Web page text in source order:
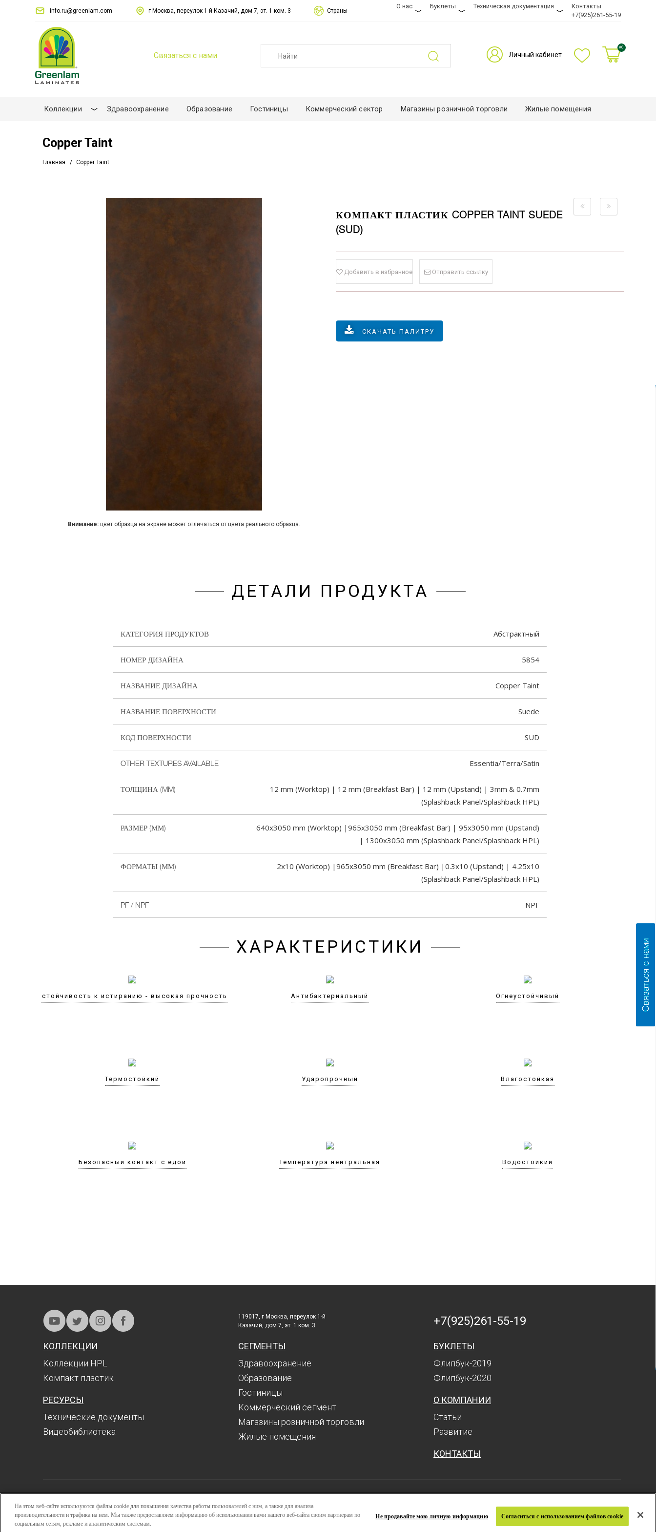
info.ru@greenlam.com г Москва, переулок 1-й Казачий, дом 7, эт. 1 ком. 3 Страны
О нас Буклеты Техническая документация
Контакты
+7(925)261-55-19
Связаться с нами Личный кабинет
(0)
Коллекции Здравоохранение Образование Гостиницы Коммерческий сектор Магазины розничной торговли Жилые помещения
Copper Taint
Главная Copper Taint
Внимание:цвет образца на экране может отличаться от цвета реального образца.
КОМПАКТ ПЛАСТИК COPPER TAINT SUEDE
(SUD)
Добавить в избранное Отправить ссылку
СКАЧАТЬ ПАЛИТРУ
ДЕТАЛИ ПРОДУКТА
КАТЕГОРИЯ ПРОДУКТОВ Абстрактный
НОМЕР ДИЗАЙНА 5854
НАЗВАНИЕ ДИЗАЙНА Copper Taint
НАЗВАНИЕ ПОВЕРХНОСТИ Suede
КОД ПОВЕРХНОСТИ SUD
OTHER TEXTURES AVAILABLE Essentia/Terra/Satin
ТОЛЩИНА (MM)
12 mm (Worktop) | 12 mm (Breakfast Bar) | 12 mm (Upstand) | 3mm & 0.7mm
(Splashback Panel/Splashback HPL)
РАЗМЕР (ММ)
640x3050 mm (Worktop) |965x3050 mm (Breakfast Bar) | 95x3050 mm (Upstand)
| 1300x3050 mm (Splashback Panel/Splashback HPL)
ФОРМАТЫ (ММ)
2x10 (Worktop) |965x3050 mm (Breakfast Bar) |0.3x10 (Upstand) | 4.25x10
(Splashback Panel/Splashback HPL)
PF / NPF NPF
ХАРАКТЕРИСТИКИ
Устойчивость к истиранию - высокая прочность Антибактериальный Огнеустойчивый
Термостойкий Ударопрочный Влагостойкая
Безопасный контакт с едой Температура нейтральная Водостойкий
КОЛЛЕКЦИИ
Коллекции HPL
Компакт пластик
РЕСУРСЫ
Технические документы
Видеобиблиотека
119017, г Москва, переулок 1-й
Казачий, дом 7, эт. 1 ком. 3
СЕГМЕНТЫ
Здравоохранение
Образование
Гостиницы
Коммерческий сегмент
Магазины розничной торговли
Жилые помещения
+7(925)261-55-19
БУКЛЕТЫ
Флипбук-2019
Флипбук-2020
О КОМПАНИИ
Статьи
Развитие
КОНТАКТЫ
Поиск
Авторизоваться
Ресурсы
Развитие
Правила и условия
На этом веб-сайте используются файлы cookie для повышения качества работы пользователей с ним, а также для анализа
производительности и трафика на нем. Мы также предоставляем информацию об использовании вами нашего веб-сайта своим партнерам по
социальным сетям, рекламе и аналитическим системам.
Не продавайте мою личную информацию Согласиться с использованием файлов cookie